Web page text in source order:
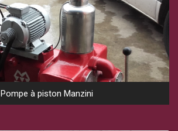
Pompe à piston Manzini